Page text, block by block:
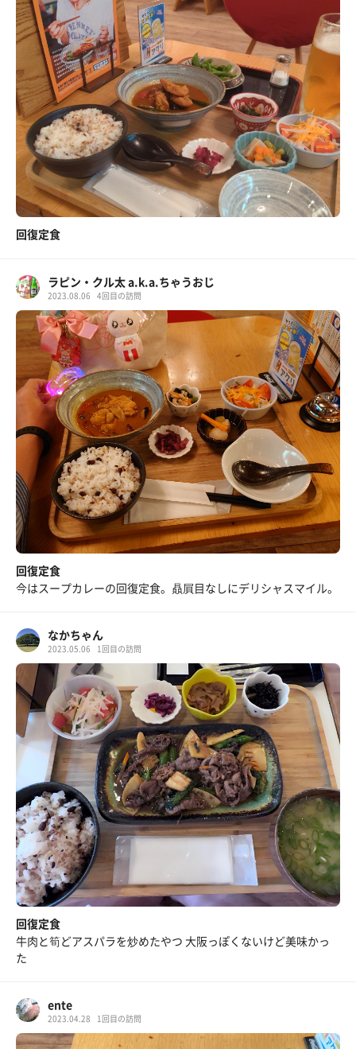
回復定食
ラピン・クル太 a.k.a.ちゃうおじ
2023.08.06 4回目の訪問
回復定食
今はスープカレーの回復定食。贔屓目なしにデリシャスマイル。
なかちゃん
2023.05.06 1回目の訪問
回復定食
牛肉と筍どアスパラを炒めたやつ 大阪っぽくないけど美味かっ
た
ente
2023.04.28 1回目の訪問